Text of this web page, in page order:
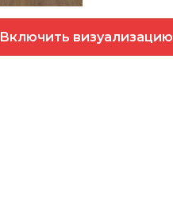
Включить визуализацию